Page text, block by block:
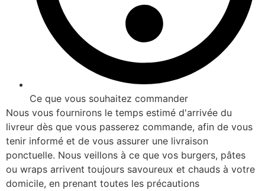
Ce que vous souhaitez commander
Nous vous fournirons le temps estimé d'arrivée du
livreur dès que vous passerez commande, afin de vous
tenir informé et de vous assurer une livraison
ponctuelle. Nous veillons à ce que vos burgers, pâtes
ou wraps arrivent toujours savoureux et chauds à votre
domicile, en prenant toutes les précautions